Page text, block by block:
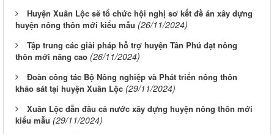
Huyện Xuân Lộc sẽ tổ chức hội nghị sơ kết đề án xây dựng
huyện nông thôn mới kiểu mẫu (26/11/2024)
Tập trung các giải pháp hỗ trợ huyện Tân Phú đạt nông
thôn mới nâng cao (26/11/2024)
Đoàn công tác Bộ Nông nghiệp và Phát triển nông thôn
khảo sát tại huyện Xuân Lộc (29/11/2024)
Xuân Lộc dẫn đầu cả nước xây dựng huyện nông thôn mới
kiểu mẫu (29/11/2024)